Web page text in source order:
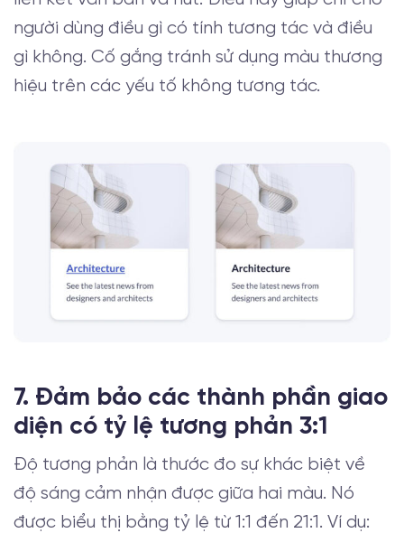
người dùng điều gì có tính tương tác và điều
gì không. Cố gắng tránh sử dụng màu thương
hiệu trên các yếu tố không tương tác.
7. Đảm bảo các thành phần giao
diện có tỷ lệ tương phản 3:1
Độ tương phản là thước đo sự khác biệt về
độ sáng cảm nhận được giữa hai màu. Nó
được biểu thị bằng tỷ lệ từ 1:1 đến 21:1. Ví dụ: